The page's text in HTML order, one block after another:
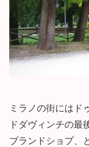
ミラノの街にはド
ドダヴィンチの最
ブランドショプ、